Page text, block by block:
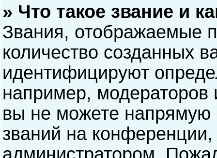
» Что такое звание и
Звания, отображаемые
количество созданных
идентифицируют
например,
вы не можете напрямую
званий на